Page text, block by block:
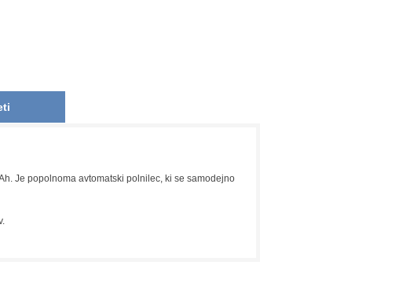
Je popolnoma avtomatski polnilec, ki se samodejno